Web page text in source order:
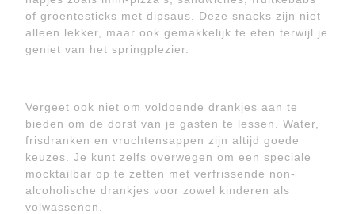
of groentesticks met dipsaus. Deze snacks zijn niet
alleen lekker, maar ook gemakkelijk te eten terwijl je
geniet van het springplezier.
Vergeet ook niet om voldoende drankjes aan te
bieden om de dorst van je gasten te lessen. Water,
frisdranken en vruchtensappen zijn altijd goede
keuzes. Je kunt zelfs overwegen om een speciale
mocktailbar op te zetten met verfrissende non-
alcoholische drankjes voor zowel kinderen als
volwassenen.